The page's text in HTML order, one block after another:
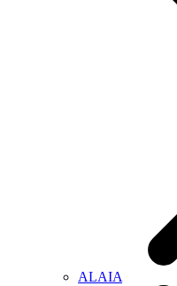
ALAIA